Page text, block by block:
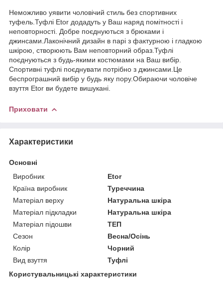
Неможливо уявити чоловічий стиль без спортивних
туфель.Туфлі Etor додадуть у Ваш наряд помітності і
неповторності. Добре поєднуються з брюками і
джинсами.Лаконічний дизайн в парі з фактурною і гладкою
шкірою, створюють Вам неповторний образ.Туфлі
поєднуються з будь-якими костюмами на Ваш вибір.
Спортивні туфлі поєднувати потрібно з джинсами.Це
беспрограшний вибір у будь яку пору.Обираючи чоловіче
взуття Etor ви будете вишукані.
Приховати
Характеристики
Основні
Виробник
Etor
Країна виробник
Туреччина
Матеріал верху
Натуральна шкіра
Матеріал підкладки
Натуральна шкіра
Матеріал підошви
ТЕП
Сезон
Весна/Осінь
Колір
Чорний
Вид взуття
Туфлі
Користувальницькі характеристики